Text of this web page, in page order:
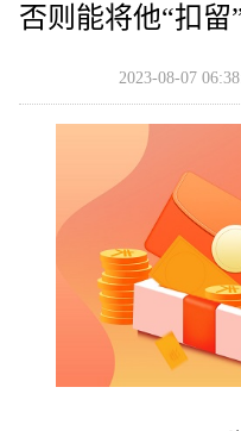
否则能将他“扣留
2023-08-07